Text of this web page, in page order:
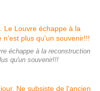
échappe à la reconstruction
qu'un souvenir!!!